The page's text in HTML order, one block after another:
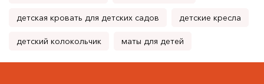
детская кровать для детских садов детские кресла
детский колокольчик маты для детей